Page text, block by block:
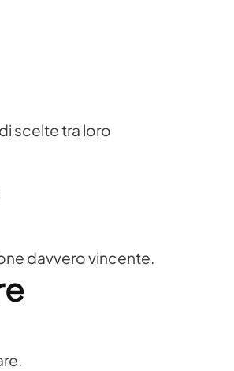
scelte tra loro
davvero vincente.